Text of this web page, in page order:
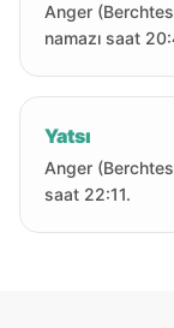
Anger
namazı saat
Yatsı
Anger
saat 22:11.